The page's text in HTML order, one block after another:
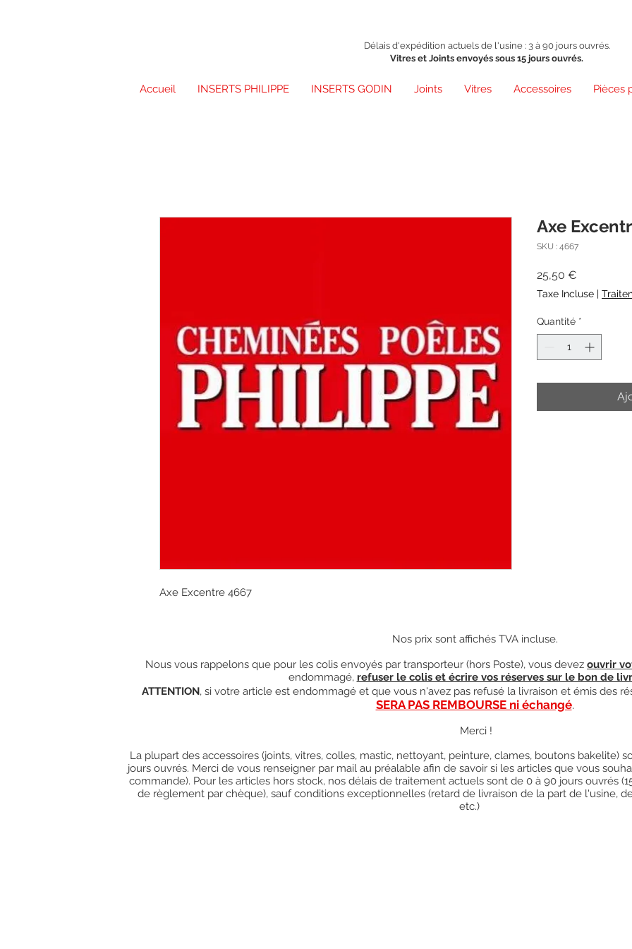
Délais d'expédition actuels de l'usine : 3 à 90 jours ouvrés.
Vitres et Joints envoyés sous 15 jours ouvrés.
Accueil INSERTS PHILIPPE INSERTS GODIN Joints Vitres Accessoires Pièces
Axe Excentre 4667
Axe
SKU : 4667
25,50 €
Taxe Incluse |
Quantité *
Nos prix sont affichés TVA incluse.
Nous vous rappelons que pour les colis envoyés par transporteur (hors Poste), vous devez ouvrir
endommagé, refuser le colis et écrire vos réserves sur le bon de
ATTENTION, si votre article est endommagé et que vous n'avez pas refusé la livraison et émis des
SERA PAS REMBOURSE ni échangé.
Merci !
La plupart des accessoires (joints, vitres, colles, mastic, nettoyant, peinture, clames, boutons bakelite)
jours ouvrés. Merci de vous renseigner par mail au préalable afin de savoir si les articles que vous
commande). Pour les articles hors stock, nos délais de traitement actuels sont de 0 à 90 jours ouvrés
de règlement par chèque), sauf conditions exceptionnelles (retard de livraison de la part de l'usine,
etc.)